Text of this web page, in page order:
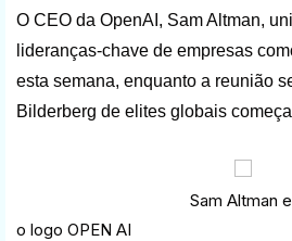
O CEO da OpenAI, Sam Altman,
lideranças-chave de empresas
esta semana, enquanto a reunião
Bilderberg de elites globais
Sam Altman em
o logo OPEN AI